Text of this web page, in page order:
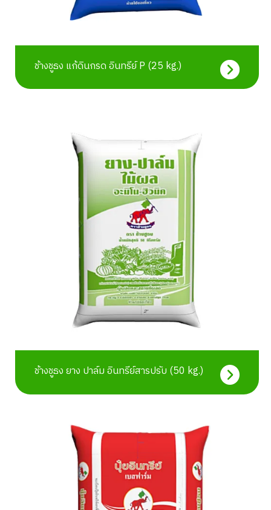
ช้างชูธง แก้ดินกรด อินทรีย์ P (25 kg.)
ช้างชูธง ยาง ปาล์ม อินทรีย์สารปรับ (50 kg.)